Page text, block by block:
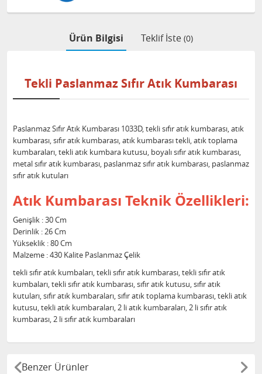
Ürün Bilgisi Teklif İste (0)
Tekli Paslanmaz Sıfır Atık Kumbarası
Paslanmaz Sıfır Atık Kumbarası 1033D, tekli sıfır atık kumbarası, atık
kumbarası, sıfır atık kumbarası, atık kumbarası tekli, atık toplama
kumbaraları, tekli atık kumbara kutusu, boyalı sıfır atık kumbarası,
metal sıfır atık kumbarası, paslanmaz sıfır atık kumbarası, paslanmaz
sıfır atık kutuları
Atık Kumbarası Teknik Özellikleri:
Genişlik : 30 Cm
Derinlik : 26 Cm
Yükseklik : 80 Cm
Malzeme : 430 Kalite Paslanmaz Çelik
tekli sıfır atık kumbaları, tekli sıfır atık kumbarası, tekli sıfır atık
kumbaları, tekli sıfır atık kumbarası, sıfır atık kutusu, sıfır atık
kutuları, sıfır atık kumbaraları, sıfır atık toplama kumbarası, tekli atık
kutusu, tekli atık kumbaraları, 2 li atık kumbaraları, 2 li sıfır atık
kumbarası, 2 li sıfır atık kumbaraları
Benzer Ürünler